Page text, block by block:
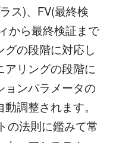
ス)、FV(最終検
から最終検証まで
の段階に対応し
アリングの段階に
ョンパラメータの
調整されます。
の法則に鑑みて常